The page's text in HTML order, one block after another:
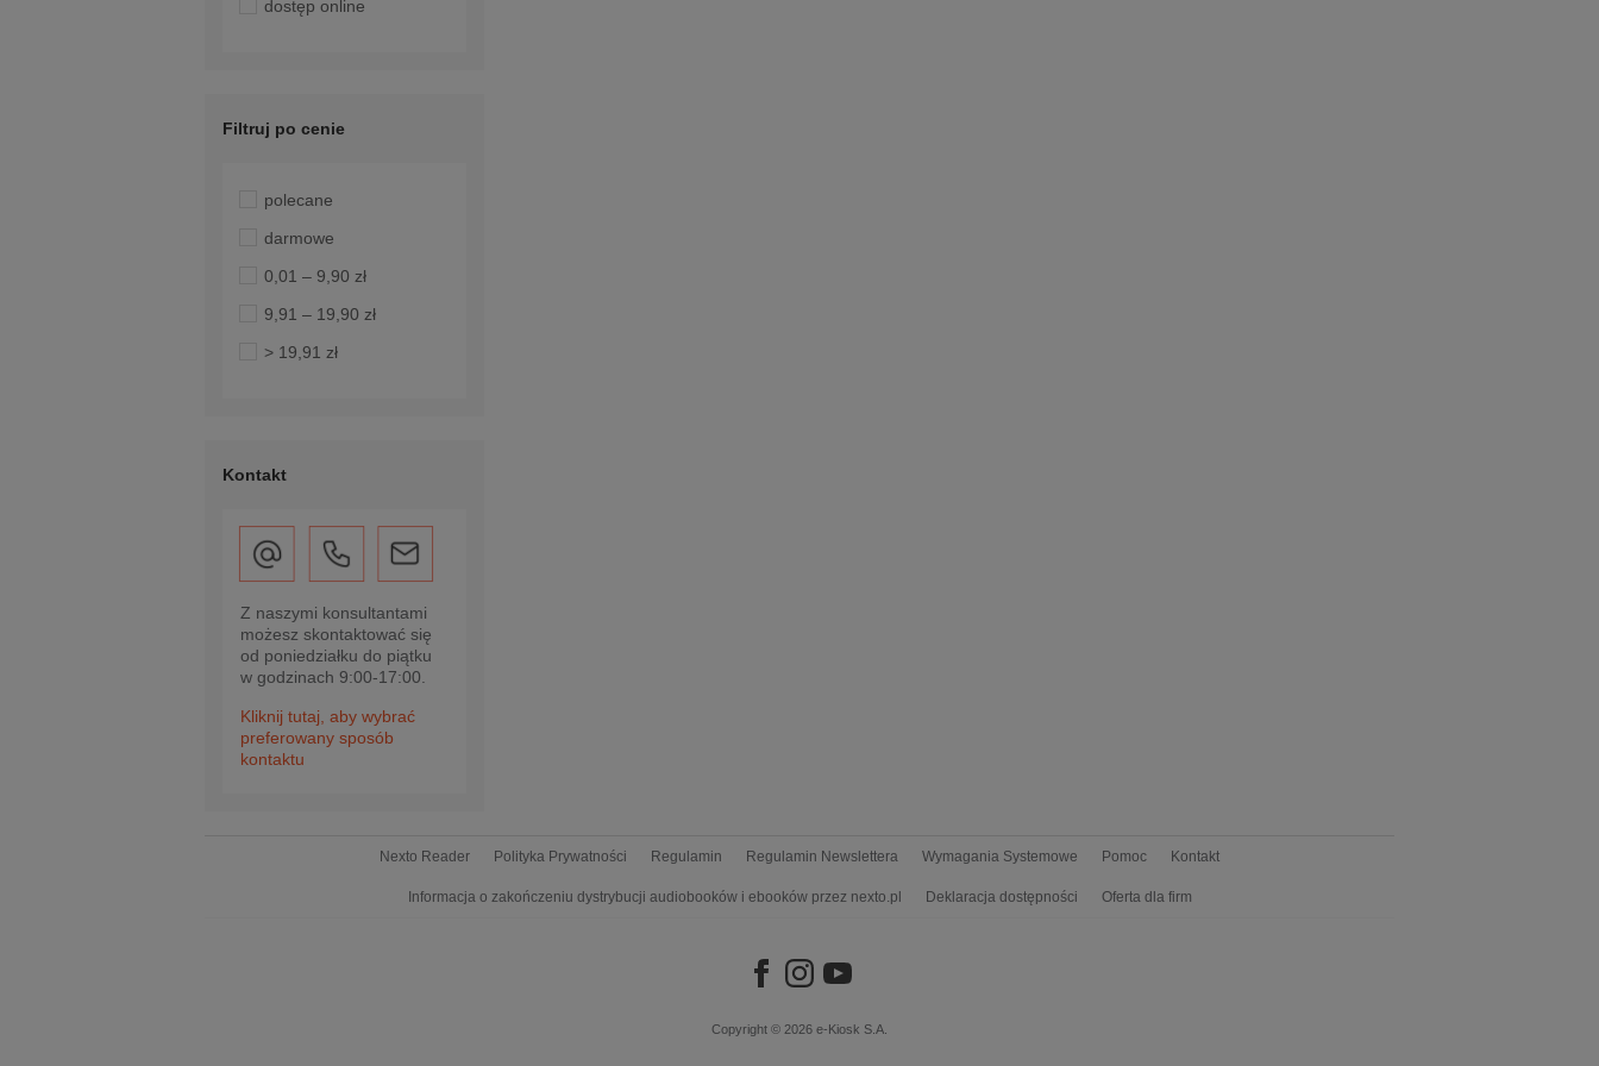
dostęp online
Filtruj po cenie
polecane
darmowe
0,01 – 9,90 zł
9,91 – 19,90 zł
> 19,91 zł
Kontakt
Z naszymi konsultantami
możesz skontaktować się
od poniedziałku do piątku
w godzinach 9:00-17:00.
Kliknij tutaj, aby wybrać
preferowany sposób
kontaktu
Nexto Reader Polityka Prywatności Regulamin Regulamin Newslettera Wymagania Systemowe Pomoc Kontakt
Informacja o zakończeniu dystrybucji audiobooków i ebooków przez nexto.pl Deklaracja dostępności Oferta dla firm
Copyright © 2026 e-Kiosk S.A.